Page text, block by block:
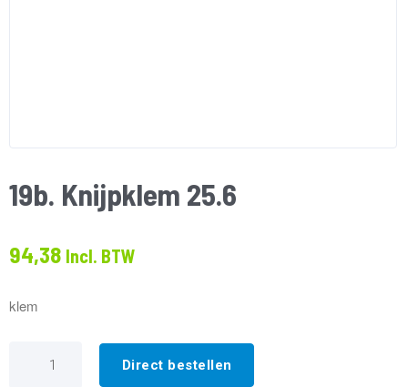
19b. Knijpklem 25.6
94,38 Incl. BTW
klem
Knijpklem
Direct bestellen